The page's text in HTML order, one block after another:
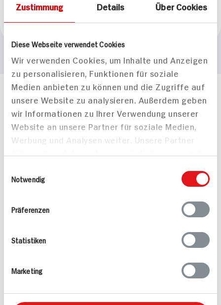
Zustimmung Details Über Cookies
Diese Webseite verwendet Cookies
Wir verwenden Cookies, um Inhalte und Anzeigen
zu personalisieren, Funktionen für soziale
Medien anbieten zu können und die Zugriffe auf
unsere Website zu analysieren. Außerdem geben
wir Informationen zu Ihrer Verwendung unserer
Website an unsere Partner für soziale Medien,
Werbung und Analysen weiter. Unsere Partner
bereitgestellt haben oder die sie im Rahmen
Notwendig
Präferenzen
Statistiken
Marketing
Häufig gestellte Fragen
Mehr Informationen in unserem FAQ
kontakt
hit.de
Wir beantworten gerne Ihre Fragen
(0228) 42967 0
Montag - Donnerstag: 9 bis 16 Uhr
Folgen Sie uns auf TikTok
Rezepte
Sortiment
Marktfinder